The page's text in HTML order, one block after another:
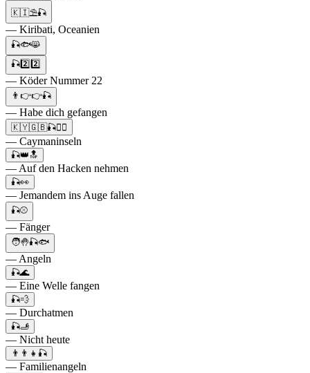
🇰🇮⛱️🎣
— Kiribati, Oceanien
🎣🐟😸
🎣2️⃣2️⃣
— Köder Nummer 22
👨👉👉🎣
— Habe dich gefangen
🇰🇾🇬🇧🎣🏄‍♂️
— Caymaninseln
🎣👑🔝
— Auf den Hacken nehmen
🎣👀
— Jemandem ins Auge fallen
🎣⚾
— Fänger
🧑🤚🎣🐟
— Angeln
🎣🌊
— Eine Welle fangen
🎣💨
— Durchatmen
🎣🫸
— Nicht heute
👨‍👨‍👧🎣
— Familienangeln